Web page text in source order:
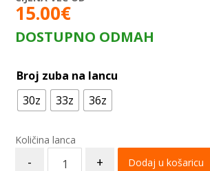
15.00€
DOSTUPNO ODMAH
Broj zuba na lancu
30z
33z 36z
- + Dodaj u košaricu